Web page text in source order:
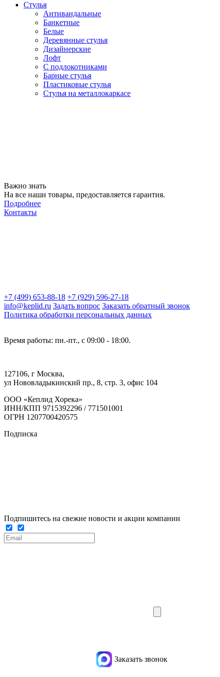
Стулья
Антивандальные
Банкетные
Белые
Деревянные стулья
Дизайнерские
Лофт
С подлокотниками
Барные стулья
Пластиковые стулья
Стулья на металлокаркасе
Важно знать
На все наши товары, предоставляется гарантия.
Подробнее
Контакты
+7 (499) 653-88-18 +7 (929) 596-27-18
info@keplid.ru Задать вопрос Заказать обратный звонок
Политика обработки персональных данных
Время работы: пн.-пт., с 09:00 - 18:00.
127106, г Москва,
ул Нововладыкинский пр., 8, стр. 3, офис 104
ООО «Кеплид Хорека»
ИНН/КПП 9715392296 / 771501001
ОГРН 1207700420575
Подписка
Подпишитесь на свежие новости и акции компании
Заказать звонок